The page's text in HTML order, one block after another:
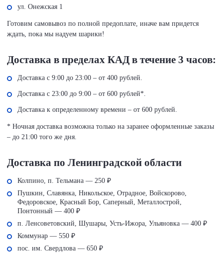
ул. Онежская 1
Готовим самовывоз по полной предоплате, иначе вам придется
ждать, пока мы надуем шарики!
Доставка в пределах КАД в течение 3 часов:
Доставка с 9:00 до 23:00 – от 400 рублей.
Доставка с 23:00 до 9:00 – от 600 рублей*.
Доставка к определенному времени – от 600 рублей.
* Ночная доставка возможна только на заранее оформленные заказы
– до 21:00 того же дня.
Доставка по Ленинградской области
Колпино, п. Тельмана — 250 ₽
Пушкин, Славянка, Никольское, Отрадное, Войскорово,
Федоровское, Красный Бор, Саперный, Металлострой,
Понтонный — 400 ₽
п. Ленсоветовский, Шушары, Усть-Ижора, Ульяновка — 400 ₽
Коммунар — 550 ₽
пос. им. Свердлова — 650 ₽